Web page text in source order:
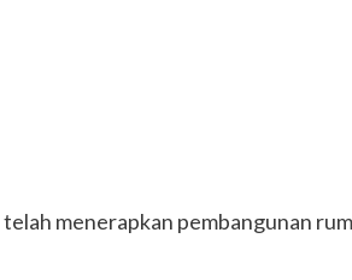
menerapkan pembangunan